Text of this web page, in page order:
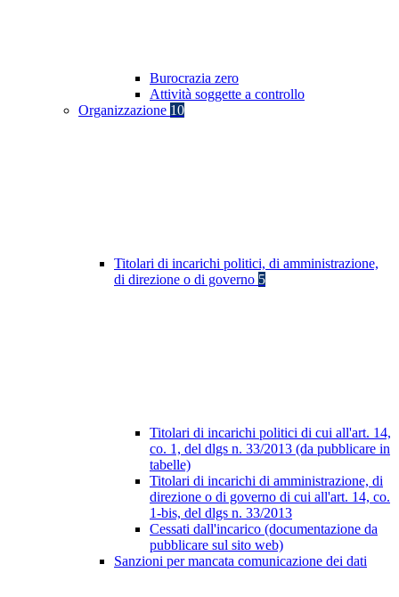
Burocrazia zero
Attività soggette a controllo
Organizzazione 10
Titolari di incarichi politici, di amministrazione,
di direzione o di governo 5
Titolari di incarichi politici di cui all'art. 14,
co. 1, del dlgs n. 33/2013 (da pubblicare in
tabelle)
Titolari di incarichi di amministrazione, di
direzione o di governo di cui all'art. 14, co.
1-bis, del dlgs n. 33/2013
Cessati dall'incarico (documentazione da
pubblicare sul sito web)
Sanzioni per mancata comunicazione dei dati